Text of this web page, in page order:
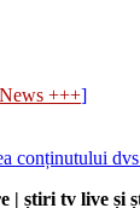
+++]
conținutului
| știri tv live și